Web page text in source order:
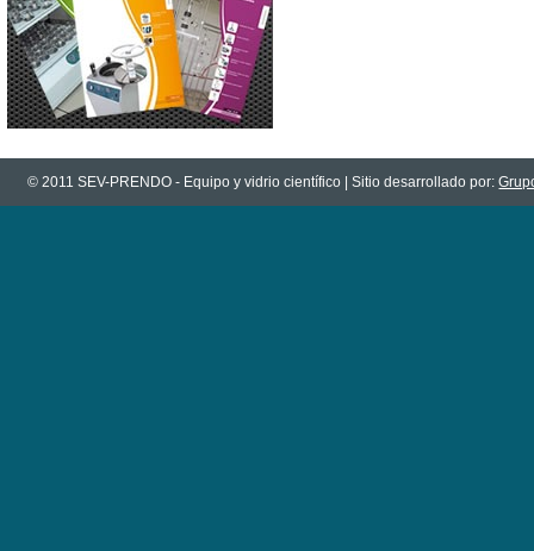
© 2011 SEV-PRENDO - Equipo y vidrio científico | Sitio desarrollado por: